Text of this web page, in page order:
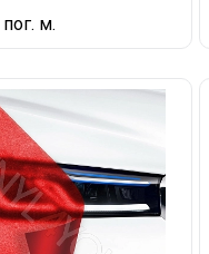
м.
В корзину
клик
В наличии